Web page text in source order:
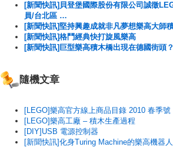
[新聞快訊]貝登堡國際股份有限公司誠徵
員/台北區 …
[新聞快訊]堅持興趣成就非凡夢想樂高大師
[新聞快訊]格鬥經典快打旋風樂高
[新聞快訊]巨型樂高積木橋出現在德國街頭
隨機文章
[LEGO]樂高官方線上商品目錄 2010 春季號
[LEGO]樂高工廠 – 積木生產過程
[DIY]USB 電源控制器
[新聞快訊]化身Turing Machine的樂高機器